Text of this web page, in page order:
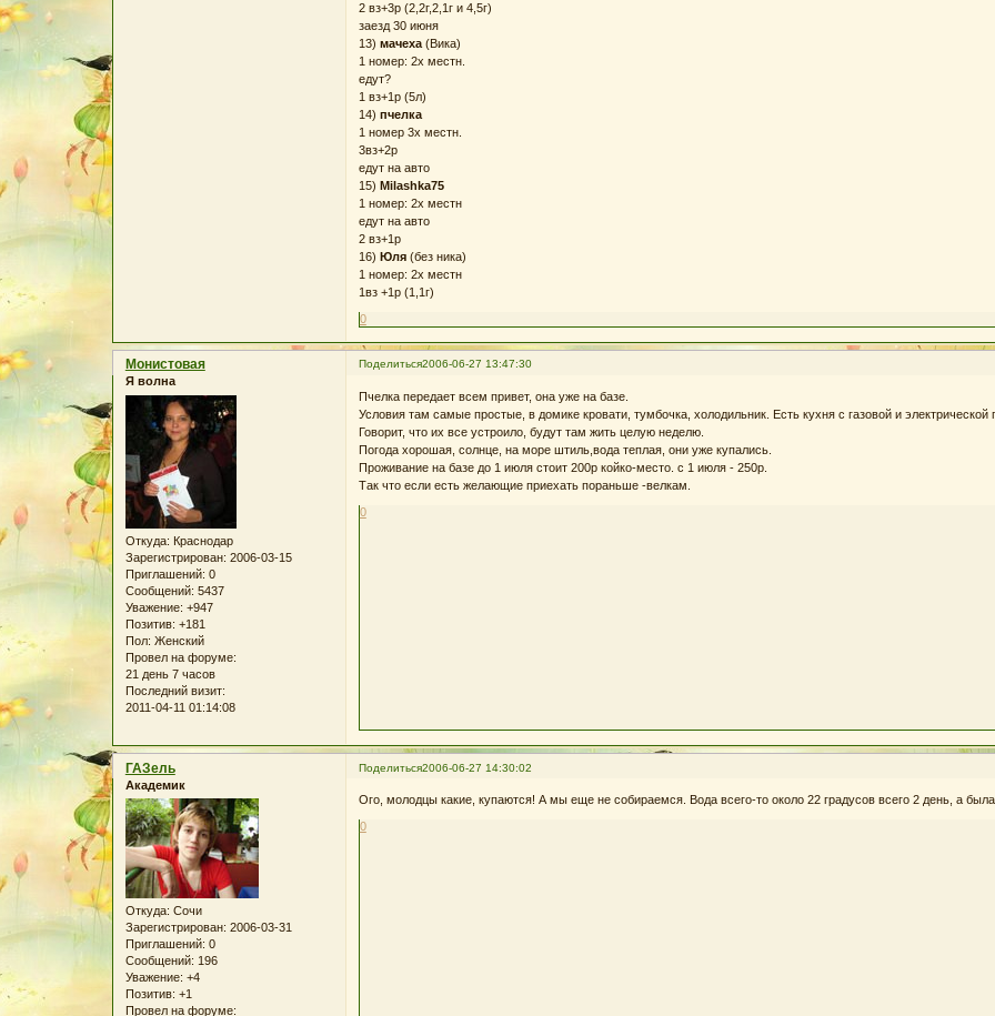
2 вз+3р (2,2г,2,1г и 4,5г)
заезд 30 июня
13) мачеха (Вика)
1 номер: 2х местн.
едут?
1 вз+1р (5л)
14) пчелка
1 номер 3х местн.
3вз+2р
едут на авто
15) Milashka75
1 номер: 2х местн
едут на авто
2 вз+1р
16) Юля (без ника)
1 номер: 2х местн
1вз +1р (1,1г)
0
Поделиться2006-06-27 13:47:30
Монистовая
Я волна
Откуда: Краснодар
Зарегистрирован: 2006-03-15
Приглашений: 0
Сообщений: 5437
Уважение: +947
Позитив: +181
Пол: Женский
Провел на форуме:
21 день 7 часов
Последний визит:
2011-04-11 01:14:08
Пчелка передает всем привет, она уже на базе.
Условия там самые простые, в домике кровати, тумбочка, холодильник. Есть кухня с газовой и электрической
Говорит, что их все устроило, будут там жить целую неделю.
Погода хорошая, солнце, на море штиль,вода теплая, они уже купались.
Проживание на базе до 1 июля стоит 200р койко-место. с 1 июля - 250р.
Так что если есть желающие приехать пораньше -велкам.
0
Поделиться2006-06-27 14:30:02
ГАЗель
Академик
Откуда: Сочи
Зарегистрирован: 2006-03-31
Приглашений: 0
Сообщений: 196
Уважение: +4
Позитив: +1
Провел на форуме:
Ого, молодцы какие, купаются! А мы еще не собираемся. Вода всего-то около 22 градусов всего 2 день, а
0